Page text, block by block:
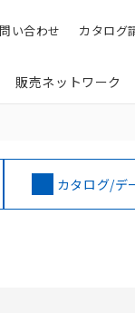
カタログ
い合わせ
販売ネットワーク
カタログ/デ